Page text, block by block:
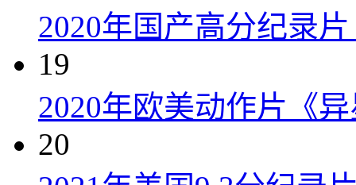
2020年国产高分纪录
19
2020年欧美动作片《
20